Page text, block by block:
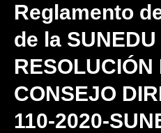
Reglamento
de la SUNEDU
RESOLUCIÓN
CONSEJO
110-2020-